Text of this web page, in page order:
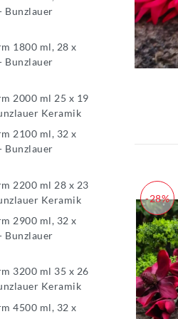
Bunzlauer
1800 ml, 28 x
Bunzlauer
2000 ml 25 x 19
Keramik
2100 ml, 32 x
Bunzlauer
2200 ml 28 x 23
Keramik
2900 ml, 32 x
Bunzlauer
3200 ml 35 x 26
Keramik
4500 ml, 32 x
-28%